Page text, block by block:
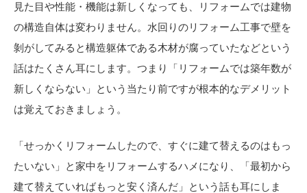
見た目や性能・機能は新しくなっても、リフォームでは建物
の構造自体は変わりません。水回りのリフォーム工事で壁を
剝がしてみると構造躯体である木材が腐っていたなどという
話はたくさん耳にします。つまり「リフォームでは築年数が
新しくならない」という当たり前ですが根本的なデメリット
は覚えておきましょう。
「せっかくリフォームしたので、すぐに建て替えるのはもっ
たいない」と家中をリフォームするハメになり、「最初から
建て替えていればもっと安く済んだ」という話も耳にしま